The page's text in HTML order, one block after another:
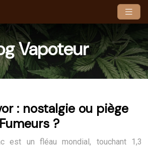
Vapoteur
: nostalgie ou piège
?
est un fléau mondial, touchant 1,3